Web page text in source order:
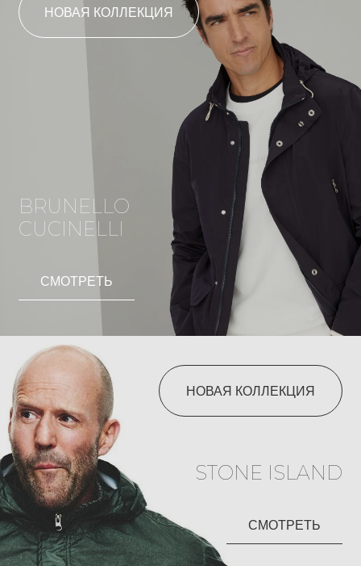
НОВАЯ КОЛЛЕКЦИЯ
BRUNELLO
CUCINELLI
СМОТРЕТЬ
НОВАЯ КОЛЛЕКЦИЯ
STONE ISLAND
СМОТРЕТЬ